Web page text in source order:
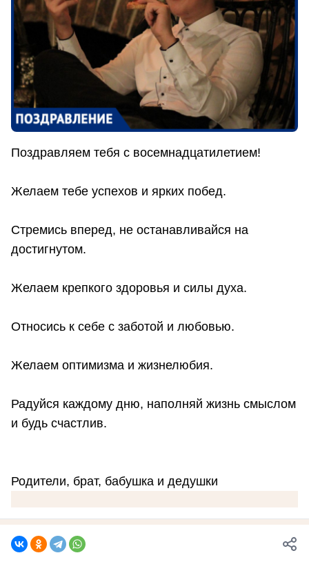
Поздравляем тебя с восемнадцатилетием!
Желаем тебе успехов и ярких побед.
Стремись вперед, не останавливайся на
достигнутом.
Желаем крепкого здоровья и силы духа.
Относись к себе с заботой и любовью.
Желаем оптимизма и жизнелюбия.
Радуйся каждому дню, наполняй жизнь смыслом
и будь счастлив.
Родители, брат, бабушка и дедушки